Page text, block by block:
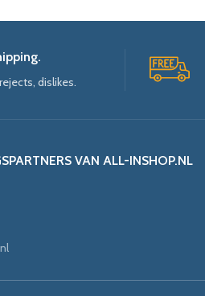
dislikes.
VAN ALL-INSHOP.NL